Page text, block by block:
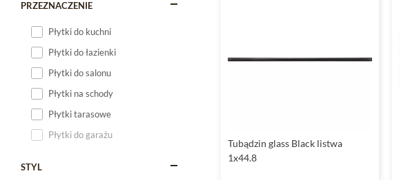
PRZEZNACZENIE
Płytki do kuchni
Płytki do łazienki
Płytki do salonu
Płytki na schody
Płytki tarasowe
Płytki do garażu
STYL
Tubądzin glass Black listwa
1x44.8